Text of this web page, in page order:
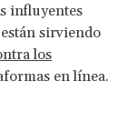
influyentes
sirviendo
los
en línea.